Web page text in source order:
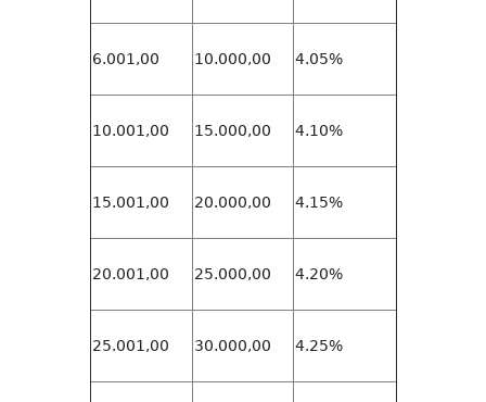
6.001,00 10.000,00 4.05%
10.001,00 15.000,00 4.10%
15.001,00 20.000,00 4.15%
20.001,00 25.000,00 4.20%
25.001,00 30.000,00 4.25%